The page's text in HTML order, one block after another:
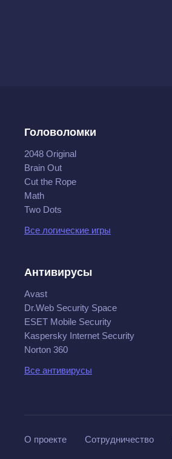
Головоломки
2048 Original
Brain Out
Cut the Rope
Math
Two Dots
Все логические игры
Антивирусы
Avast
Dr.Web Security Space
ESET Mobile Security
Kaspersky Internet Security
Norton 360
Все антивирусы
О проекте Сотрудничество